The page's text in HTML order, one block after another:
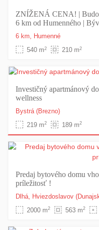
ZNÍŽENÁ CENA! |
6 km od Humenného |
6 km, Humenné
540 m2 210 m2
Investičný apartmánový
wellness
Bystrá (Brezno)
219 m2 189 m2
Predaj bytového domu
príležitosť !
Dlhá, Hviezdoslavov
2000 m2 563 m2